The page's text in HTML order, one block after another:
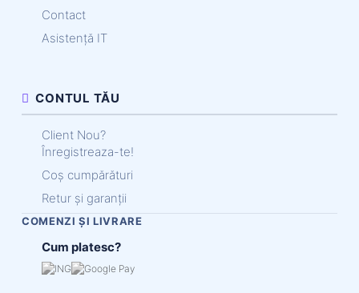
Contact
Asistență IT
CONTUL TĂU
Client Nou?
Înregistreaza-te!
Coș cumpărături
Retur și garanții
COMENZI ȘI LIVRARE
Cum platesc?